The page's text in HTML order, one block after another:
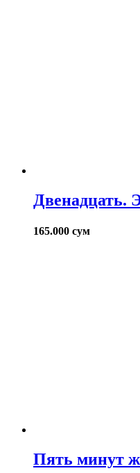
Двенадцать.
165.000 сум
Пять минут